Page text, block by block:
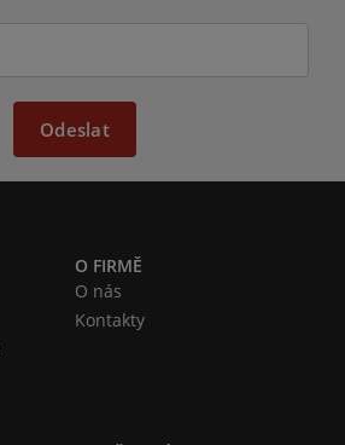
Odeslat
O FIRMĚ
O nás
Kontakty